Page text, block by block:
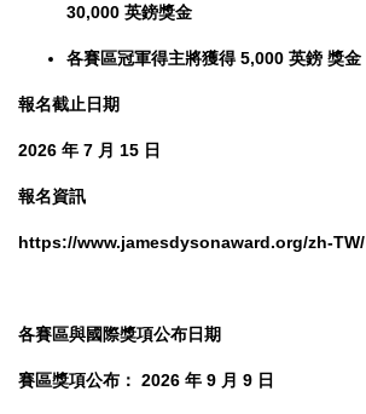
30,000 英鎊獎金
各賽區冠軍得主將獲得 5,000 英鎊 獎金
報名截止日期
2026 年 7 月 15 日
報名資訊
https://www.jamesdysonaward.org/zh-TW/
各賽區與國際獎項公布日期
賽區獎項公布： 2026 年 9 月 9 日